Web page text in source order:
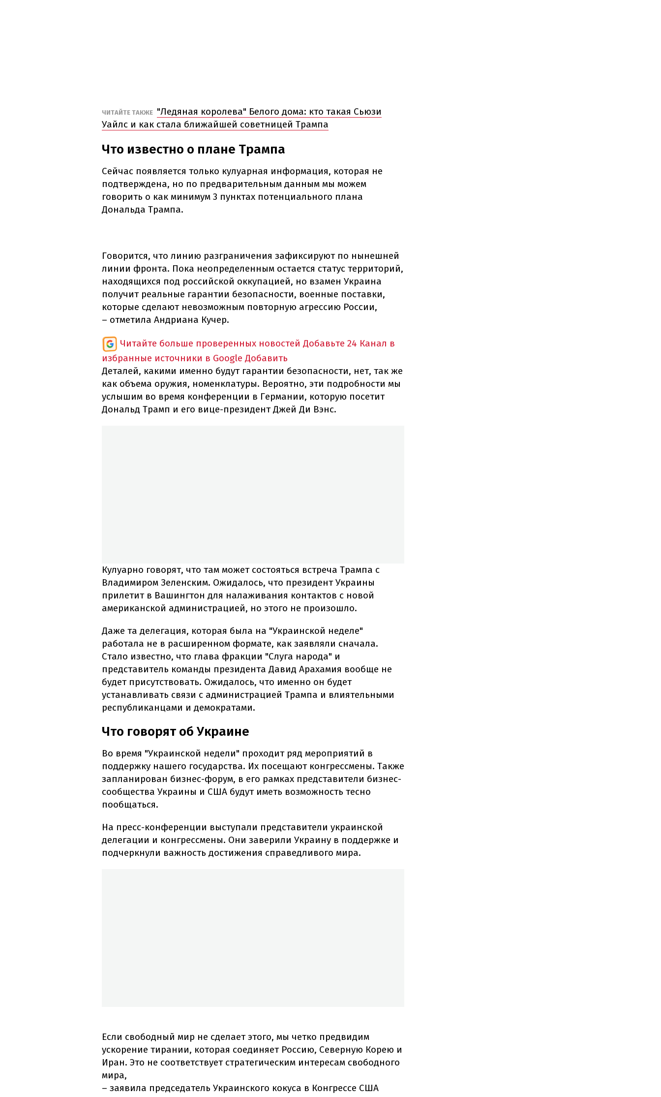
ЧИТАЙТЕ ТАКЖЕ "Ледяная королева" Белого дома: кто такая Сьюзи
Уайлс и как стала ближайшей советницей Трампа
Что известно о плане Трампа
Сейчас появляется только кулуарная информация, которая не
подтверждена, но по предварительным данным мы можем
говорить о как минимум 3 пунктах потенциального плана
Дональда Трампа.
Говорится, что линию разграничения зафиксируют по нынешней
линии фронта. Пока неопределенным остается статус территорий,
находящихся под российской оккупацией, но взамен Украина
получит реальные гарантии безопасности, военные поставки,
которые сделают невозможным повторную агрессию России,
– отметила Андриана Кучер.
Читайте больше проверенных новостей Добавьте 24 Канал в
избранные источники в Google Добавить
Деталей, какими именно будут гарантии безопасности, нет, так же
как объема оружия, номенклатуры. Вероятно, эти подробности мы
услышим во время конференции в Германии, которую посетит
Дональд Трамп и его вице-президент Джей Ди Вэнс.
Кулуарно говорят, что там может состояться встреча Трампа с
Владимиром Зеленским. Ожидалось, что президент Украины
прилетит в Вашингтон для налаживания контактов с новой
американской администрацией, но этого не произошло.
Даже та делегация, которая была на "Украинской неделе"
работала не в расширенном формате, как заявляли сначала.
Стало известно, что глава фракции "Слуга народа" и
представитель команды президента Давид Арахамия вообще не
будет присутствовать. Ожидалось, что именно он будет
устанавливать связи с администрацией Трампа и влиятельными
республиканцами и демократами.
Что говорят об Украине
Во время "Украинской недели" проходит ряд мероприятий в
поддержку нашего государства. Их посещают конгрессмены. Также
запланирован бизнес-форум, в его рамках представители бизнес-
сообщества Украины и США будут иметь возможность тесно
пообщаться.
На пресс-конференции выступали представители украинской
делегации и конгрессмены. Они заверили Украину в поддержке и
подчеркнули важность достижения справедливого мира.
Если свободный мир не сделает этого, мы четко предвидим
ускорение тирании, которая соединяет Россию, Северную Корею и
Иран. Это не соответствует стратегическим интересам свободного
мира,
– заявила председатель Украинского кокуса в Конгрессе США